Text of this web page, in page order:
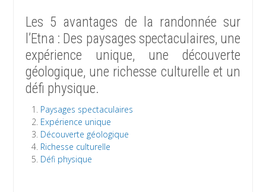
Les 5 avantages de la randonnée sur
l’Etna : Des paysages spectaculaires, une
expérience unique, une découverte
géologique, une richesse culturelle et un
défi physique.
Paysages spectaculaires
Expérience unique
Découverte géologique
Richesse culturelle
Défi physique